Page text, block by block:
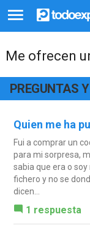
Me ofrecen
PREGUNTAS
Quien me ha
Fui a comprar un
para mi sorpresa,
sabia que era o
fichero y no se
dicen...
1 respuesta